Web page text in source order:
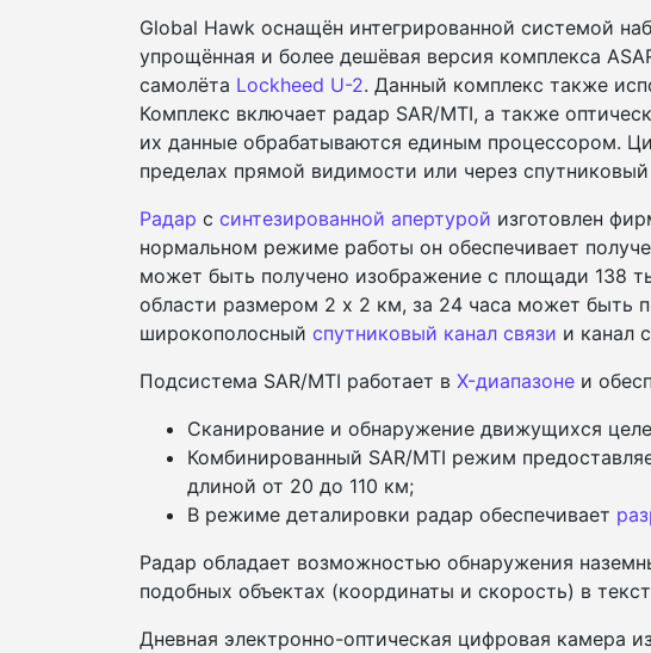
Global Hawk оснащён интегрированной системой
упрощённая и более дешёвая версия комплекса
самолёта Lockheed U-2. Данный комплекс также
Комплекс включает радар SAR/MTI, а также
их данные обрабатываются единым процессором.
пределах прямой видимости или через
Радар с синтезированной апертурой изготовлен
нормальном режиме работы он обеспечивает
может быть получено изображение с площади 138
области размером 2 х 2 км, за 24 часа может быть
широкополосный спутниковый канал связи и канал
Подсистема SAR/MTI работает в X-диапазоне и
Сканирование и обнаружение движущихся
Комбинированный SAR/MTI режим
длиной от 20 до 110 км;
В режиме деталировки радар обеспечивает
Радар обладает возможностью обнаружения
подобных объектах (координаты и скорость) в
Дневная электронно-оптическая цифровая камера